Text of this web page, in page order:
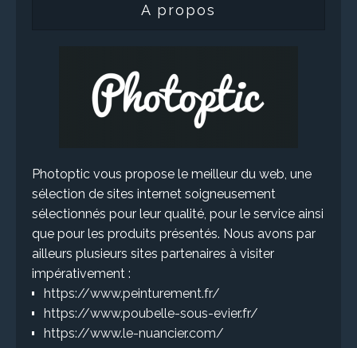
A propos
Photoptic vous propose le meilleur du web, une
sélection de sites internet soigneusement
sélectionnés pour leur qualité, pour le service ainsi
que pour les produits présentés. Nous avons par
ailleurs plusieurs sites partenaires à visiter
impérativement :
https://www.peinturement.fr/
https://www.poubelle-sous-evier.fr/
https://www.le-nuancier.com/